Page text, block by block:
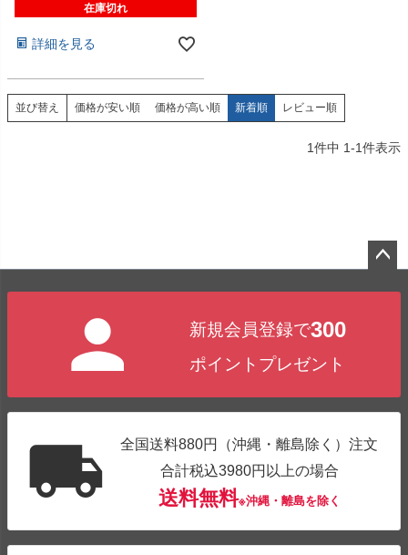
在庫切れ
詳細を見る
並び替え 価格が安い順 価格が高い順 新着順 レビュー順
1件中 1-1件表示
新規会員登録で300
ポイントプレゼント
全国送料880円（沖縄・離島除く）注文
合計税込3980円以上の場合
送料無料※沖縄・離島を除く